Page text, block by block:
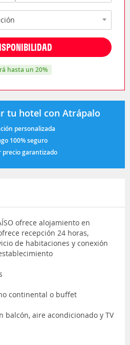
hasta un 20%
tu hotel con Atrápalo
personalizada
100% seguro
precio garantizado
ofrece alojamiento en
recepción 24 horas,
de habitaciones y conexión
continental o buffet
balcón, aire acondicionado y TV